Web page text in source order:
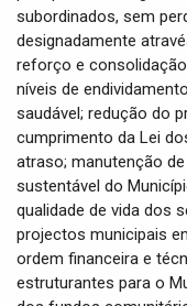
subordinados, sem
designadamente
reforço e
níveis de
saudável; redução do
cumprimento da Lei
atraso; manutenção
sustentável do
qualidade de vida dos
projectos municipais
ordem financeira e
estruturantes para o